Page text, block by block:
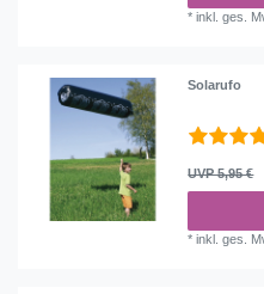
*inkl. ges.
Solarufo
UVP 5,95 €
*inkl. ges.